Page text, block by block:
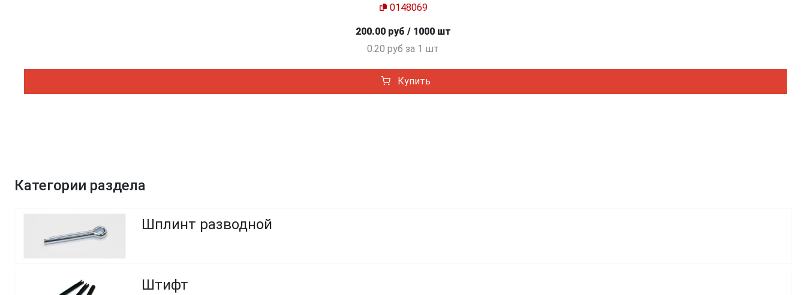
0148069
200.00 руб / 1000 шт
0.20 руб за 1 шт
Купить
Категории раздела
Шплинт разводной
Штифт